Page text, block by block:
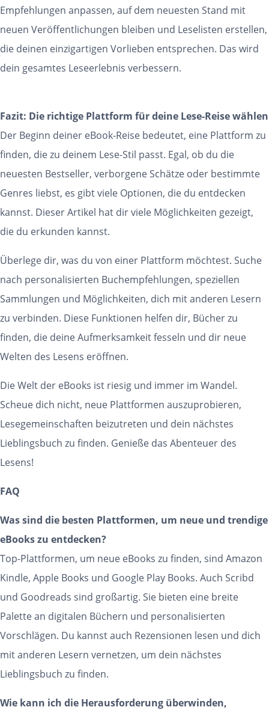
Empfehlungen anpassen, auf dem neuesten Stand mit
neuen Veröffentlichungen bleiben und Leselisten erstellen,
die deinen einzigartigen Vorlieben entsprechen. Das wird
dein gesamtes Leseerlebnis verbessern.
Fazit: Die richtige Plattform für deine Lese-Reise wählen
Der Beginn deiner eBook-Reise bedeutet, eine Plattform zu
finden, die zu deinem Lese-Stil passt. Egal, ob du die
neuesten Bestseller, verborgene Schätze oder bestimmte
Genres liebst, es gibt viele Optionen, die du entdecken
kannst. Dieser Artikel hat dir viele Möglichkeiten gezeigt,
die du erkunden kannst.
Überlege dir, was du von einer Plattform möchtest. Suche
nach personalisierten Buchempfehlungen, speziellen
Sammlungen und Möglichkeiten, dich mit anderen Lesern
zu verbinden. Diese Funktionen helfen dir, Bücher zu
finden, die deine Aufmerksamkeit fesseln und dir neue
Welten des Lesens eröffnen.
Die Welt der eBooks ist riesig und immer im Wandel.
Scheue dich nicht, neue Plattformen auszuprobieren,
Lesegemeinschaften beizutreten und dein nächstes
Lieblingsbuch zu finden. Genieße das Abenteuer des
Lesens!
FAQ
Was sind die besten Plattformen, um neue und trendige
eBooks zu entdecken?
Top-Plattformen, um neue eBooks zu finden, sind Amazon
Kindle, Apple Books und Google Play Books. Auch Scribd
und Goodreads sind großartig. Sie bieten eine breite
Palette an digitalen Büchern und personalisierten
Vorschlägen. Du kannst auch Rezensionen lesen und dich
mit anderen Lesern vernetzen, um dein nächstes
Lieblingsbuch zu finden.
Wie kann ich die Herausforderung überwinden,